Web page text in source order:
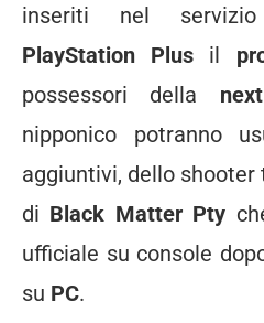
inseriti nel
PlayStation Plus il
possessori della
nipponico potranno
aggiuntivi, dello
di Black Matter Pty
ufficiale su console
su PC.